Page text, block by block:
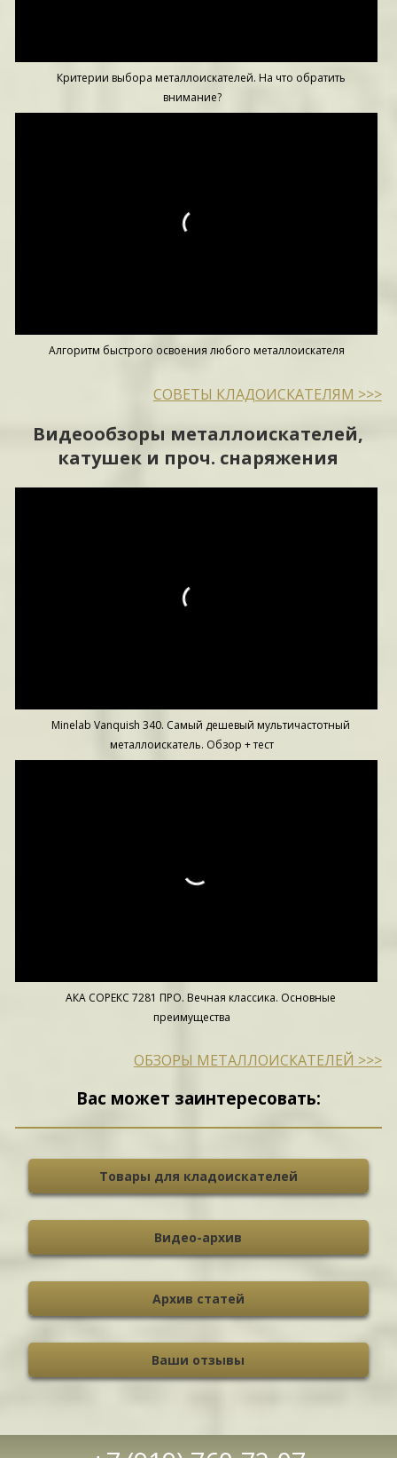
Критерии выбора металлоискателей. На что обратить
внимание?
Алгоритм быстрого освоения любого металлоискателя
СОВЕТЫ КЛАДОИСКАТЕЛЯМ >>>
Видеообзоры металлоискателей,
катушек и проч. снаряжения
Minelab Vanquish 340. Самый дешевый мультичастотный
металлоискатель. Обзор + тест
АКА СОРЕКС 7281 ПРО. Вечная классика. Основные
преимущества
ОБЗОРЫ МЕТАЛЛОИСКАТЕЛЕЙ >>>
Вас может заинтересовать:
Товары для кладоискателей
Видео-архив
Архив статей
Ваши отзывы